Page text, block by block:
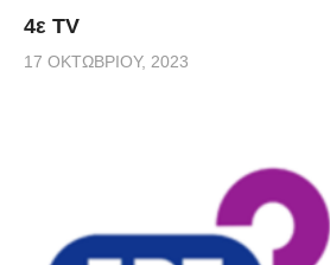
4ε TV
17 ΟΚΤΩΒΡΊΟΥ, 2023